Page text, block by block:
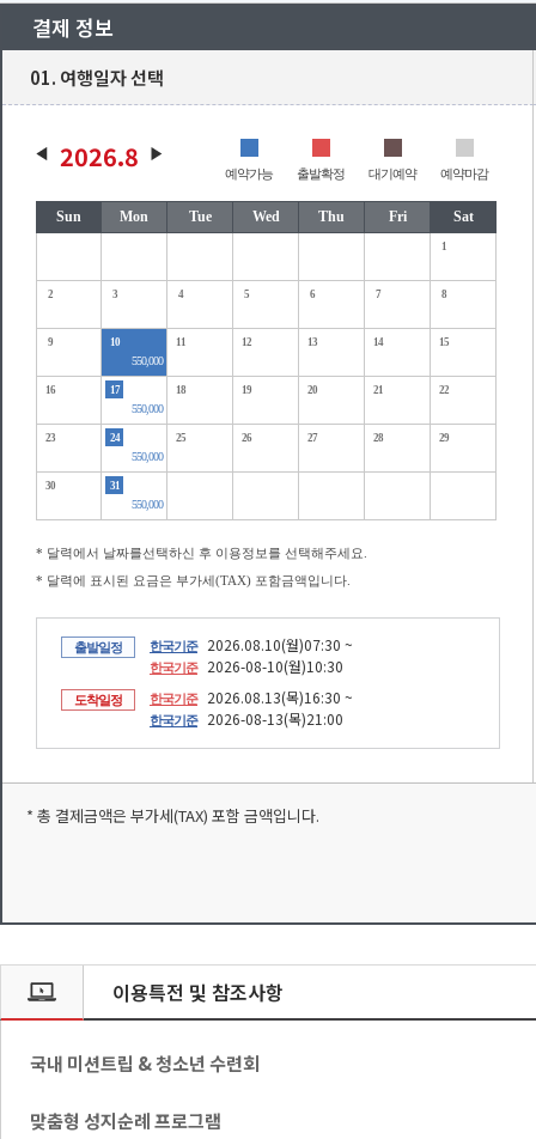
결제 정보
01. 여행일자 선택
2026.8 예약가능 출발확정 대기예약 예약마감
Sun Mon Tue Wed Thu Fri Sat
1
2 3 4 5 6 7 8
9 10
550,000
11 12 13 14 15
16 17
550,000
18 19 20 21 22
23 24
550,000
25 26 27 28 29
30 31
550,000
* 달력에서 날짜를선택하신 후 이용정보를 선택해주세요.
* 달력에 표시된 요금은 부가세(TAX) 포함금액입니다.
출발일정 한국기준 2026.08.10(월)07:30 ~
한국기준 2026-08-10(월)10:30
도착일정 한국기준 2026.08.13(목)16:30 ~
한국기준 2026-08-13(목)21:00
* 총 결제금액은 부가세(TAX) 포함 금액입니다.
이용특전 및 참조사항
국내 미션트립 & 청소년 수련회
맞춤형 성지순례 프로그램